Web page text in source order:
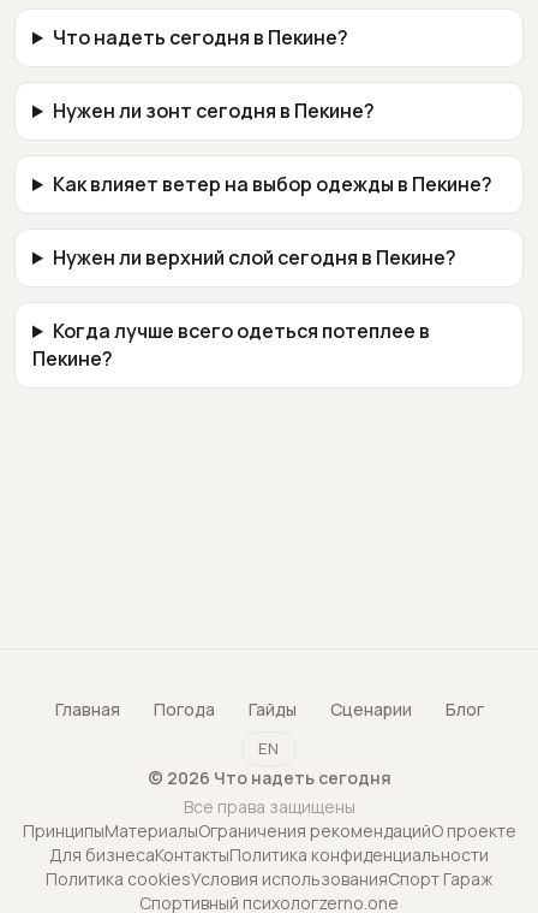
Что надеть сегодня в Пекине?
Нужен ли зонт сегодня в Пекине?
Как влияет ветер на выбор одежды в Пекине?
Нужен ли верхний слой сегодня в Пекине?
Когда лучше всего одеться потеплее в
Пекине?
Главная Погода Гайды Сценарии Блог
EN
© 2026 Что надеть сегодня
Все права защищены
ПринципыМатериалыОграничения рекомендацийО проекте
Для бизнесаКонтактыПолитика конфиденциальности
Политика cookiesУсловия использованияСпорт Гараж
Спортивный психологzerno.one